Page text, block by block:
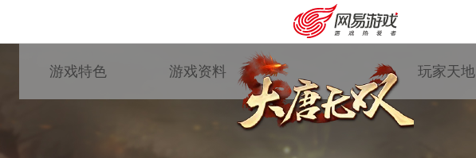
游戏特色 游戏资料 玩家天地